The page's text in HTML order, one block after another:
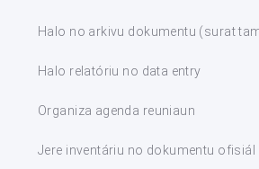
Halo no arkivu dokumentu (surat
Halo relatóriu no data entry
Organiza agenda reuniaun
Jere inventáriu no dokumentu ofisiál